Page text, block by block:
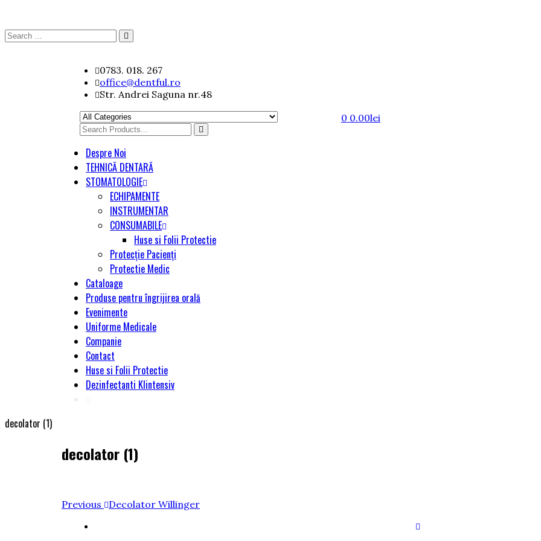
Search
0783. 018. 267
office@dentful.ro
Str. Andrei Saguna nr.48
Search
0 0.00lei
Despre Noi
TEHNICĂ DENTARĂ
STOMATOLOGIE
ECHIPAMENTE
INSTRUMENTAR
CONSUMABILE
Huse si Folii Protectie
Protecție Pacienți
Protectie Medic
Cataloage
Produse pentru îngrijirea orală
Evenimente
Uniforme Medicale
Companie
Contact
Huse si Folii Protectie
Dezinfectanti Klintensiv
decolator (1)
decolator (1)
Navigare
Previous
Previous Decolator Willinger